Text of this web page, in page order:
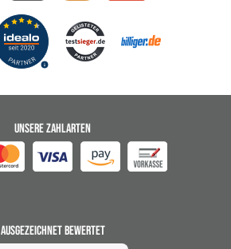
UNSERE ZAHLARTEN
AUSGEZEICHNET BEWERTET